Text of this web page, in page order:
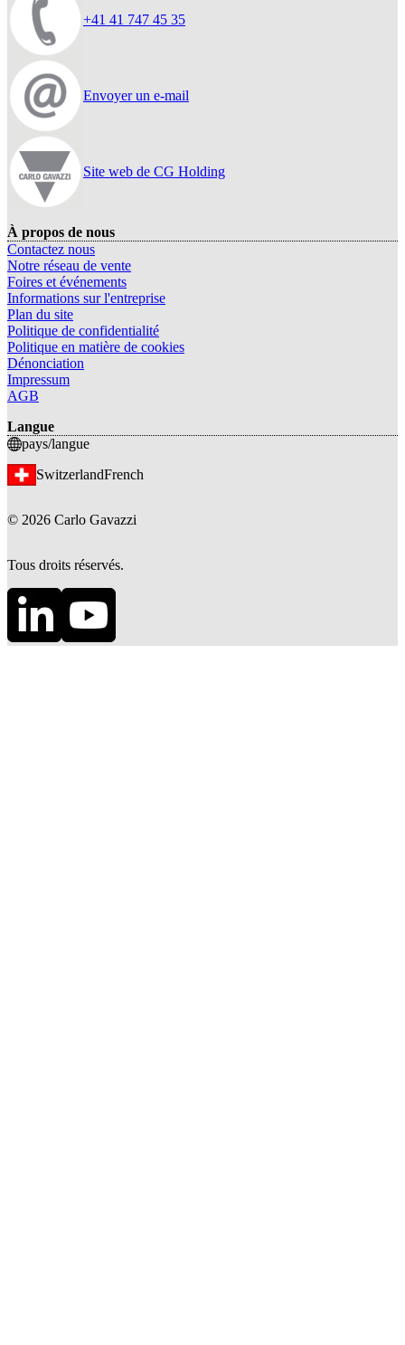
+41 41 747 45 35
Envoyer un e-mail
Site web de CG Holding
À propos de nous
Contactez nous
Notre réseau de vente
Foires et événements
Informations sur l'entreprise
Plan du site
Politique de confidentialité
Politique en matière de cookies
Dénonciation
Impressum
AGB
Langue
pays/langue
SwitzerlandFrench
© 2026 Carlo Gavazzi
Tous droits réservés.